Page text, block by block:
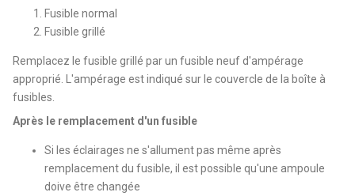
Fusible normal
Fusible grillé
Remplacez le fusible grillé par un fusible neuf d'ampérage
approprié. L'ampérage est indiqué sur le couvercle de la boîte à
fusibles.
Après le remplacement d'un fusible
Si les éclairages ne s'allument pas même après
remplacement du fusible, il est possible qu'une ampoule
doive être changée